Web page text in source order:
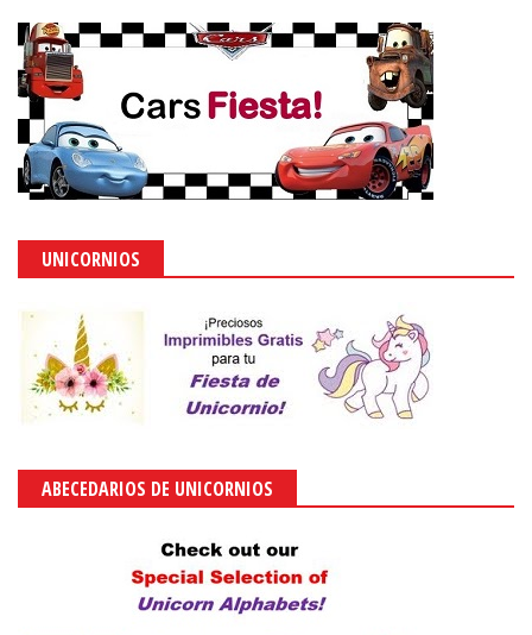
UNICORNIOS
ABECEDARIOS DE UNICORNIOS